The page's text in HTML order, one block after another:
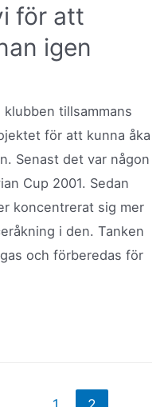
för att
igen
tillsammans
för att kunna åka
Senast det var någon
Cup 2001. Sedan
koncentrerat sig mer
i den. Tanken
och förberedas för